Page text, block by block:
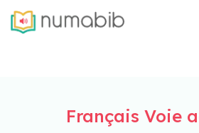
Français Voie